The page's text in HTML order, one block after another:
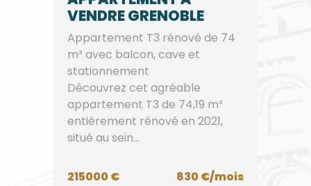
VENDRE GRENOBLE
Appartement T3 rénové de 74
m² avec balcon, cave et
stationnement
Découvrez cet agréable
appartement T3 de 74,19 m²
entièrement rénové en 2021,
situé au sein...
215000 € 830 €/mois